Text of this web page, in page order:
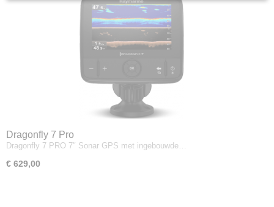
Dragonfly 7 Pro
Dragonfly 7 PRO 7″ Sonar GPS met ingebouwde…
€ 629,00